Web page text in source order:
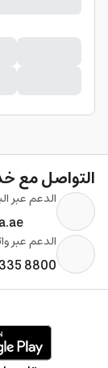
التواصل مع
الدعم عبر
الدعم عبر
8800